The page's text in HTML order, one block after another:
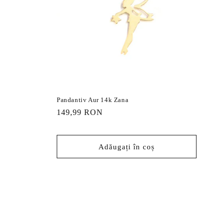
Pandantiv Aur 14k Zana
Preț
149,99 RON
Adăugați în coș